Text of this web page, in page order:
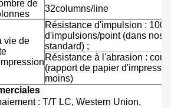
de
32columns/line
vie de
Résistance d'impulsion : 100
d'impulsions/point (dans nos
standard) ;
Résistance à l'abrasion :
(rapport de papier
moins)
: T/T LC, Western Union,